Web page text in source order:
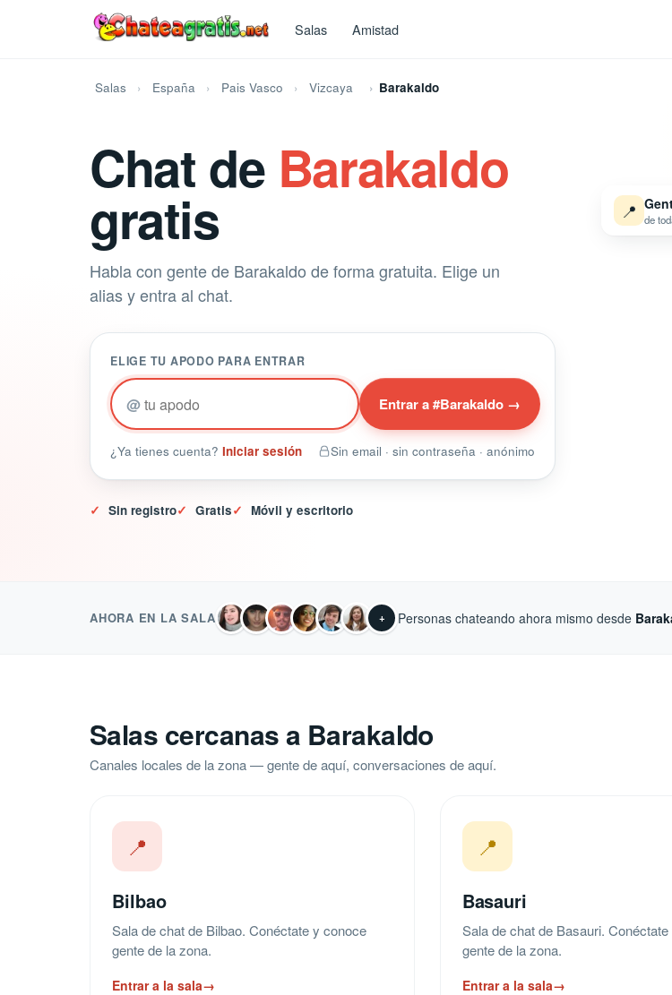
Salas Amistad
Salas España Pais Vasco Vizcaya Barakaldo
Chat de Barakaldo
gratis
Habla con gente de Barakaldo de forma gratuita. Elige un
alias y entra al chat.
ELIGE TU APODO PARA ENTRAR
@ Entrar a #Barakaldo →
¿Ya tienes cuenta? Iniciar sesión Sin email · sin contraseña · anónimo
✓ Sin registro✓ Gratis✓ Móvil y escritorio
📍 de
AHORA EN LA SALA + Personas chateando ahora mismo desde
Salas cercanas a Barakaldo
Canales locales de la zona — gente de aquí, conversaciones de aquí.
📍
Bilbao
Sala de chat de Bilbao. Conéctate y conoce
gente de la zona.
Entrar a la sala→
📍
Basauri
Sala de chat de Basauri.
gente de la zona.
Entrar a la sala→